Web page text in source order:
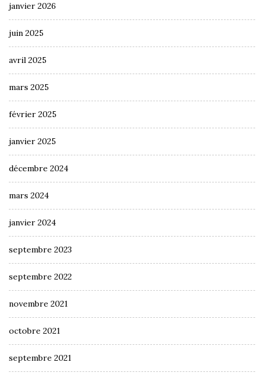
janvier 2026
juin 2025
avril 2025
mars 2025
février 2025
janvier 2025
décembre 2024
mars 2024
janvier 2024
septembre 2023
septembre 2022
novembre 2021
octobre 2021
septembre 2021